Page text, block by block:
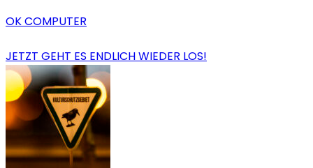
OK COMPUTER
JETZT GEHT ES ENDLICH WIEDER LOS!